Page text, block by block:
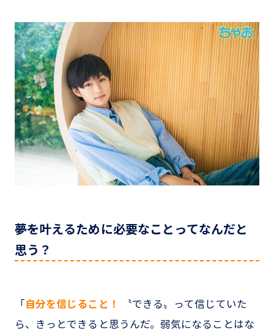
――夢を叶えるために必要なことってなんだと
思う？
「自分を信じること！
〝できる〟って信じていた
ら、きっとできると思うんだ。弱気になることはな